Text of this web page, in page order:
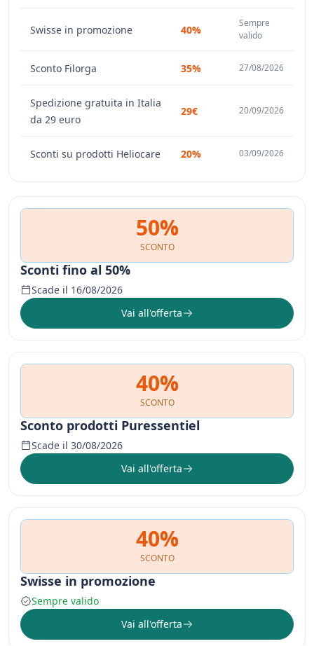
Swisse in promozione 40%
Sempre
valido
Sconto Filorga 35% 27/08/2026
Spedizione gratuita in Italia
da 29 euro
29€ 20/09/2026
Sconti su prodotti Heliocare 20% 03/09/2026
50%
SCONTO
Sconti fino al 50%
Scade il 16/08/2026
Vai all'offerta
40%
SCONTO
Sconto prodotti Puressentiel
Scade il 30/08/2026
Vai all'offerta
40%
SCONTO
Swisse in promozione
Sempre valido
Vai all'offerta